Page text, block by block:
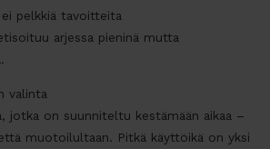
pelkkiä tavoitteita
arjessa pieninä mutta
valinta
jotka on suunniteltu kestämään aikaa –
muotoilultaan. Pitkä käyttöikä on yksi